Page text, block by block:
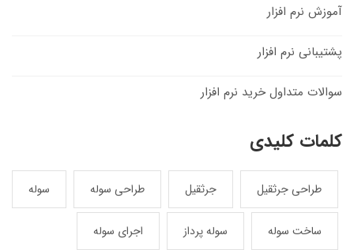
آموزش نرم افزار
پشتیبانی نرم افزار
سوالات متداول خرید نرم افزار
کلمات کلیدی
سوله طراحی سوله جرثقیل طراحی جرثقیل
اجرای سوله سوله پرداز ساخت سوله